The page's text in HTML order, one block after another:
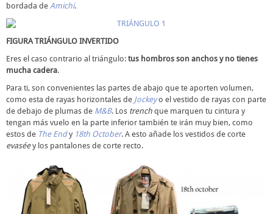
bordada de Amichi.
FIGURA TRIÁNGULO INVERTIDO
Eres el caso contrario al triángulo: tus hombros son anchos y no tienes
mucha cadera.
Para ti, son convenientes las partes de abajo que te aporten volumen,
como esta de rayas horizontales de Jockeyo el vestido de rayas con parte
de debajo de plumas de M&B. Los trench que marquen tu cintura y
tengan más vuelo en la parte inferior también te irán muy bien, como
estos de The Endy 18th October. A esto añade los vestidos de corte
evaséey los pantalones de corte recto.